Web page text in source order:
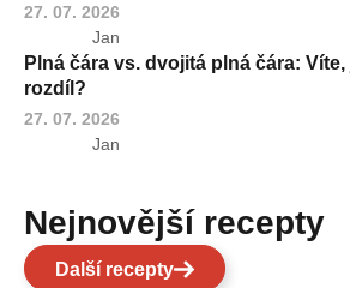
27. 07. 2026
Jan
Plná čára vs. dvojitá plná čára:
rozdíl?
27. 07. 2026
Jan
Nejnovější recepty
Další recepty